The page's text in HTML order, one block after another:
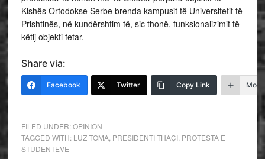
Kishës Ortodokse Serbe brenda kampusit të Universitetit të
Prishtinës, në kundërshtim të, sic thonë, funksionalizimit të
këtij objekti fetar.
Share via:
Facebook Twitter Copy Link More
FILED UNDER:OPINION
TAGGED WITH: LUZ TOMA, PRESIDENTI THAÇI, PROTESTA E
STUDENTEVE